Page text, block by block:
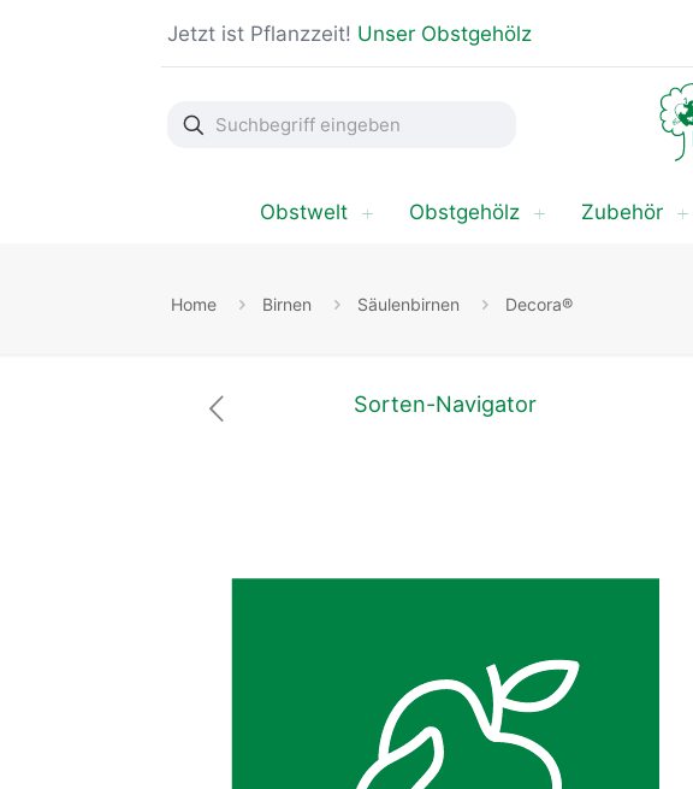
Jetzt ist Pflanzzeit! Unser Obstgehölz
Suchbegriff
eingeben
Obstwelt Obstgehölz Zubehör
Home Birnen Säulenbirnen Decora®
Sorten-Navigator